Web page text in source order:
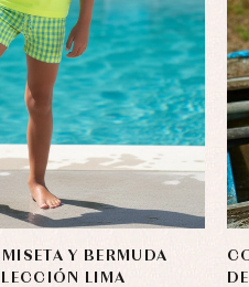
Y BERMUDA
LIMA